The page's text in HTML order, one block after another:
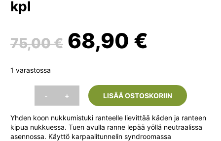
kpl
75,00€ Alkuperäinen
oli:
75,00 €.
68,90 €
on:
68,90
1 varastossa
-
Futuro
Night
Rannetuki
1
+ LISÄÄ OSTOSKORIIN
Yhden koon nukkumistuki ranteelle lievittää käden ja ranteen
kipua nukkuessa. Tuen avulla ranne lepää yöllä neutraalissa
asennossa. Käyttö karpaalitunnelin syndroomassa